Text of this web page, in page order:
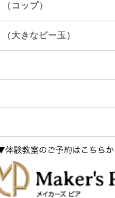
コップ）
ビー玉）